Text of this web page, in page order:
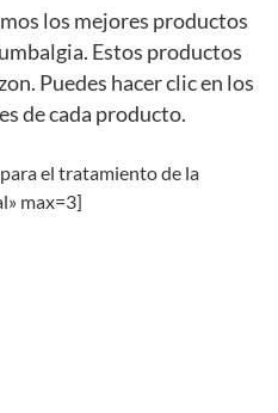
los mejores productos
Estos productos
Puedes hacer clic en los
de cada producto.
el tratamiento de la
max=3]